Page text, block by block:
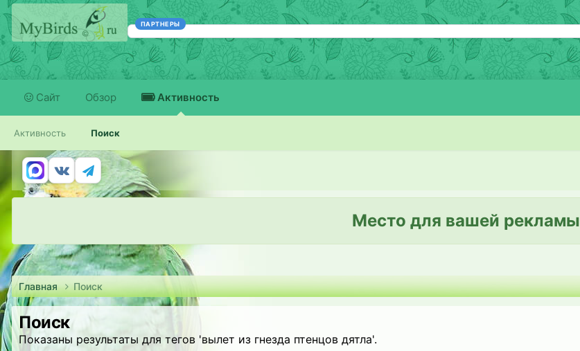
ПАРТНЕРЫ
Сайт Обзор Активность
Активность Поиск
Место для вашей рекламы
Главная Поиск
Поиск
Показаны результаты для тегов 'вылет из гнезда птенцов дятла'.